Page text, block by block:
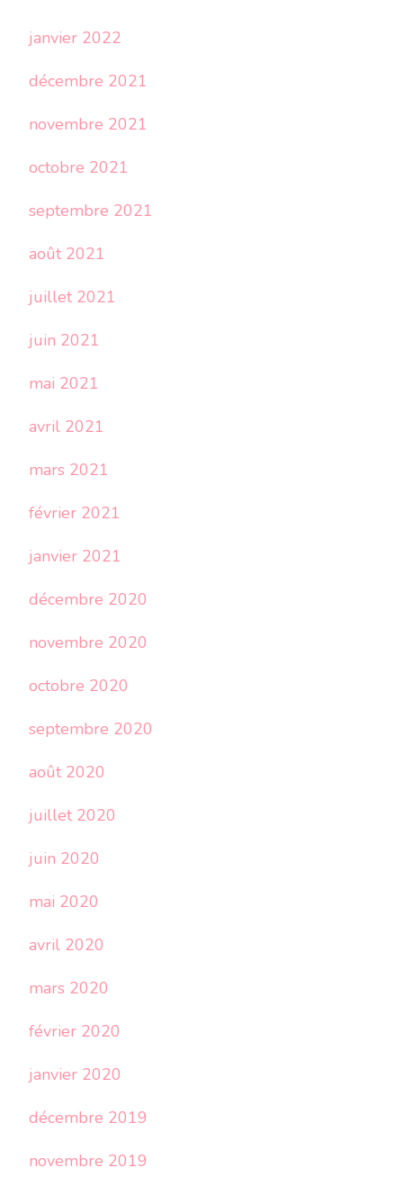
janvier 2022
décembre 2021
novembre 2021
octobre 2021
septembre 2021
août 2021
juillet 2021
juin 2021
mai 2021
avril 2021
mars 2021
février 2021
janvier 2021
décembre 2020
novembre 2020
octobre 2020
septembre 2020
août 2020
juillet 2020
juin 2020
mai 2020
avril 2020
mars 2020
février 2020
janvier 2020
décembre 2019
novembre 2019